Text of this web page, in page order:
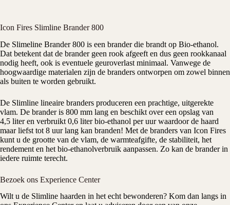
Icon Fires Slimline Brander 800
De Slimeline Brander 800 is een brander die brandt op Bio-ethanol.
Dat betekent dat de brander geen rook afgeeft en dus geen rookkanaal
nodig heeft, ook is eventuele geuroverlast minimaal. Vanwege de
hoogwaardige materialen zijn de branders ontworpen om zowel binnen
als buiten te worden gebruikt.
De Slimline lineaire branders produceren een prachtige, uitgerekte
vlam. De brander is 800 mm lang en beschikt over een opslag van
4,5 liter en verbruikt 0,6 liter bio-ethanol per uur waardoor de haard
maar liefst tot 8 uur lang kan branden! Met de branders van Icon Fires
kunt u de grootte van de vlam, de warmteafgifte, de stabiliteit, het
rendement en het bio-ethanolverbruik aanpassen. Zo kan de brander in
iedere ruimte terecht.
Bezoek ons Experience Center
Wilt u de Slimline haarden in het echt bewonderen? Kom dan langs in